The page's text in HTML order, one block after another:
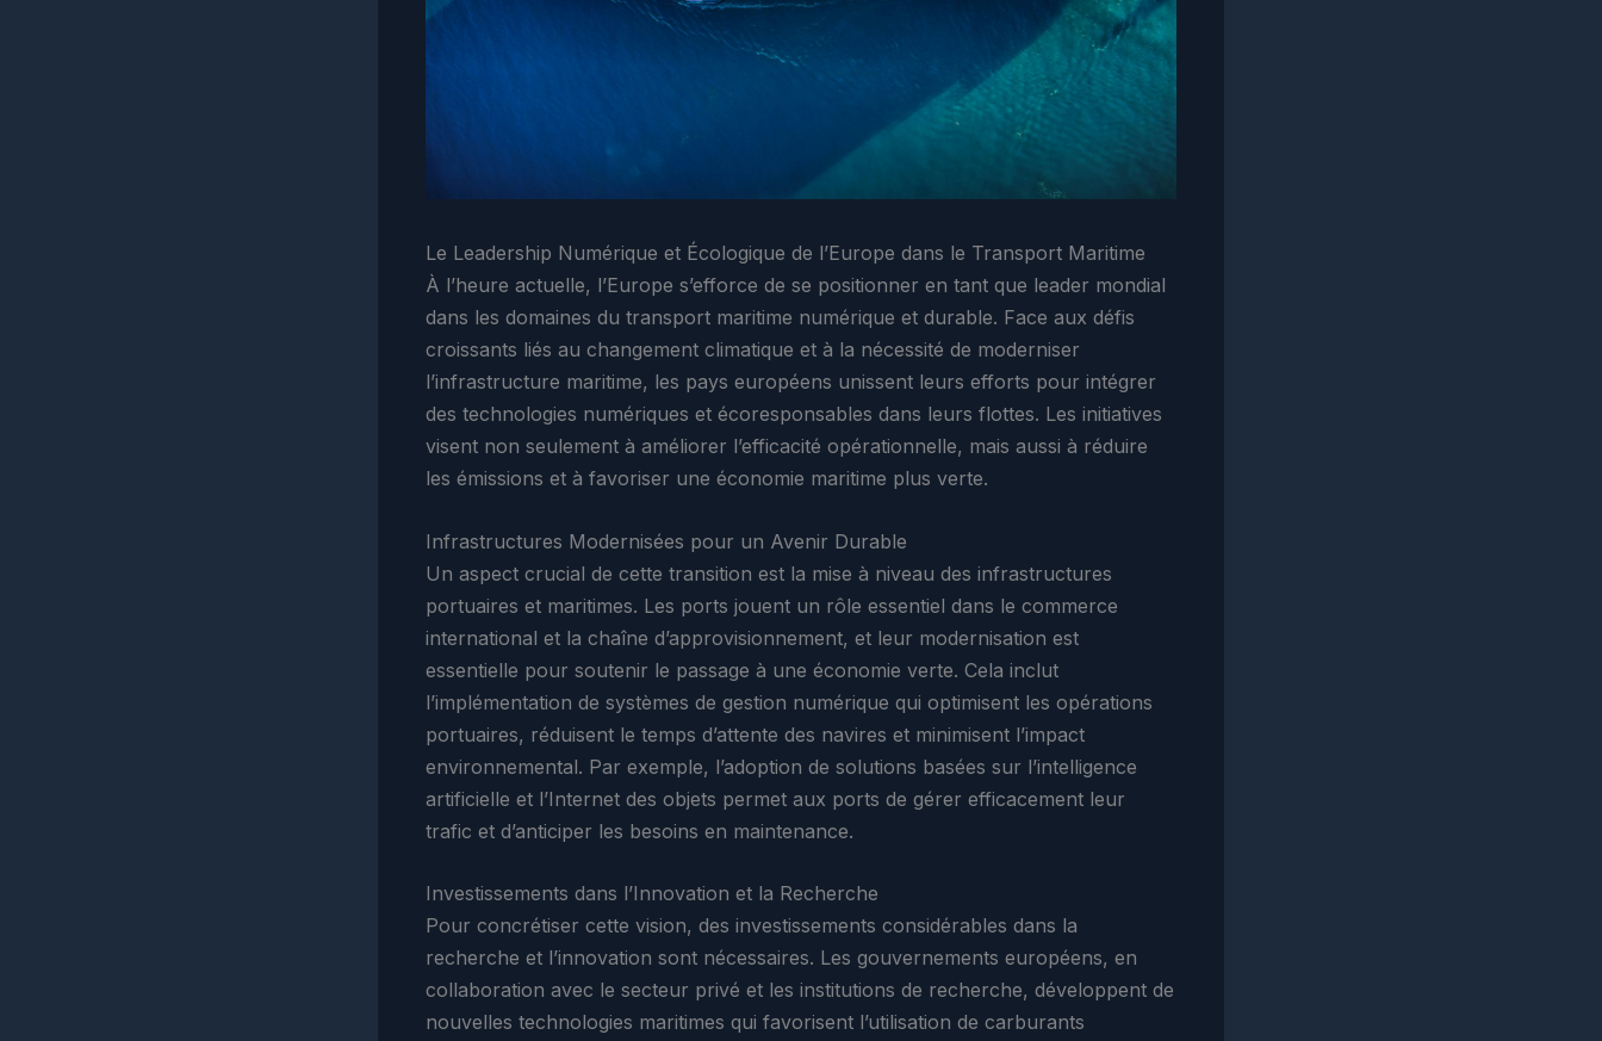
Le Leadership Numérique et Écologique de l’Europe dans le Transport Maritime
À l’heure actuelle, l’Europe s’efforce de se positionner en tant que leader mondial
dans les domaines du transport maritime numérique et durable. Face aux défis
croissants liés au changement climatique et à la nécessité de moderniser
l’infrastructure maritime, les pays européens unissent leurs efforts pour intégrer
des technologies numériques et écoresponsables dans leurs flottes. Les initiatives
visent non seulement à améliorer l’efficacité opérationnelle, mais aussi à réduire
les émissions et à favoriser une économie maritime plus verte.
Infrastructures Modernisées pour un Avenir Durable
Un aspect crucial de cette transition est la mise à niveau des infrastructures
portuaires et maritimes. Les ports jouent un rôle essentiel dans le commerce
international et la chaîne d’approvisionnement, et leur modernisation est
essentielle pour soutenir le passage à une économie verte. Cela inclut
l’implémentation de systèmes de gestion numérique qui optimisent les opérations
portuaires, réduisent le temps d’attente des navires et minimisent l’impact
environnemental. Par exemple, l’adoption de solutions basées sur l’intelligence
artificielle et l’Internet des objets permet aux ports de gérer efficacement leur
trafic et d’anticiper les besoins en maintenance.
Investissements dans l’Innovation et la Recherche
Pour concrétiser cette vision, des investissements considérables dans la
recherche et l’innovation sont nécessaires. Les gouvernements européens, en
collaboration avec le secteur privé et les institutions de recherche, développent de
nouvelles technologies maritimes qui favorisent l’utilisation de carburants